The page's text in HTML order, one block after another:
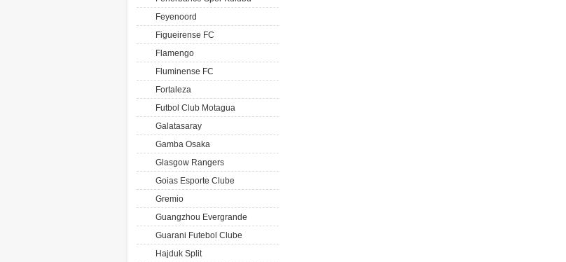
Feyenoord
Figueirense FC
Flamengo
Fluminense FC
Fortaleza
Futbol Club Motagua
Galatasaray
Gamba Osaka
Glasgow Rangers
Goias Esporte Clube
Gremio
Guangzhou Evergrande
Guarani Futebol Clube
Hajduk Split